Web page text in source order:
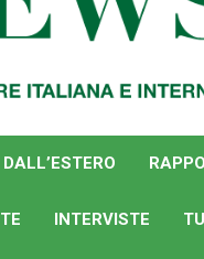
INTERVISTE